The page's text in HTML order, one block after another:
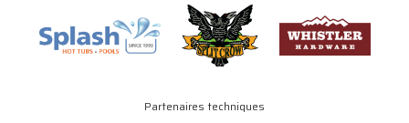
Partenaires techniques